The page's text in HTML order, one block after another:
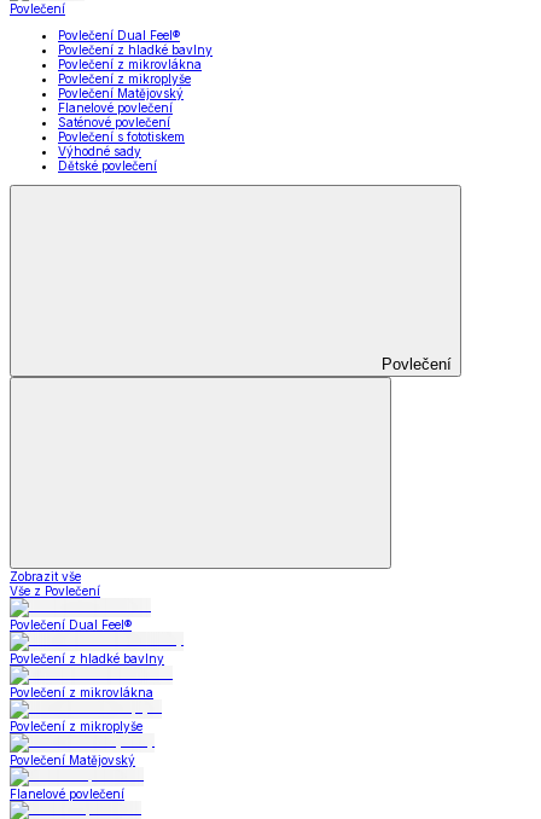
Povlečení
Povlečení Dual Feel®
Povlečení z hladké bavlny
Povlečení z mikrovlákna
Povlečení z mikroplyše
Povlečení Matějovský
Flanelové povlečení
Saténové povlečení
Povlečení s fototiskem
Výhodné sady
Dětské povlečení
Povlečení
Zobrazit vše
Vše z Povlečení
Povlečení Dual Feel®
Povlečení z hladké bavlny
Povlečení z mikrovlákna
Povlečení z mikroplyše
Povlečení Matějovský
Flanelové povlečení